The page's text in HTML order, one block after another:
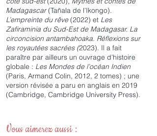
Madagascar(Tañala de l’Ikongo).
L’empreinte du rêve(2022) et Les
Zafiraminia du Sud-Est de Madagasar. La
circoncision antambahoaka. Réflexions sur
les royautées sacrées (2023). Il a fait
paraître par ailleurs un ouvrage d’histoire
globale : Les Mondes de l’océan Indien
(Paris, Armand Colin, 2012, 2 tomes) ; une
version révisée a paru en anglais en 2019
(Cambridge, Cambridge University Press).
Vous aimerez aussi :